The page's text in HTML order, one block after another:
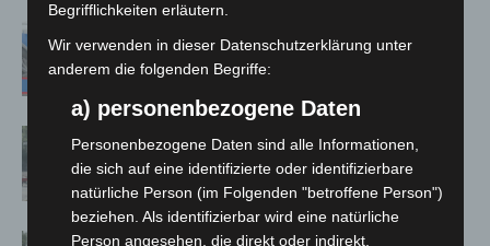
A7 – Polizei sucht Zeugen
Gasleitung bei McDonald’s-Umbau in
Langenhagen beschädigt
Begrifflichkeiten erläutern.
Wir verwenden in dieser Datenschutzerklärung unter
anderem die folgenden Begriffe:
a) personenbezogene Daten
Personenbezogene Daten sind alle Informationen,
die sich auf eine identifizierte oder identifizierbare
natürliche Person (im Folgenden "betroffene Person")
beziehen. Als identifizierbar wird eine natürliche
Person angesehen, die direkt oder indirekt,